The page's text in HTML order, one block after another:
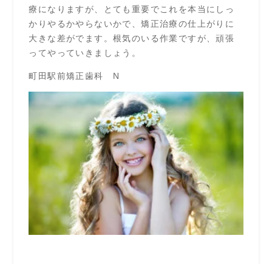
療になりますが、とても重要でこれを本当にしっ
かりやるかやらないかで、矯正治療の仕上がりに
大きな差がでます。根気のいる作業ですが、頑張
ってやっていきましょう。
町田駅前矯正歯科 N